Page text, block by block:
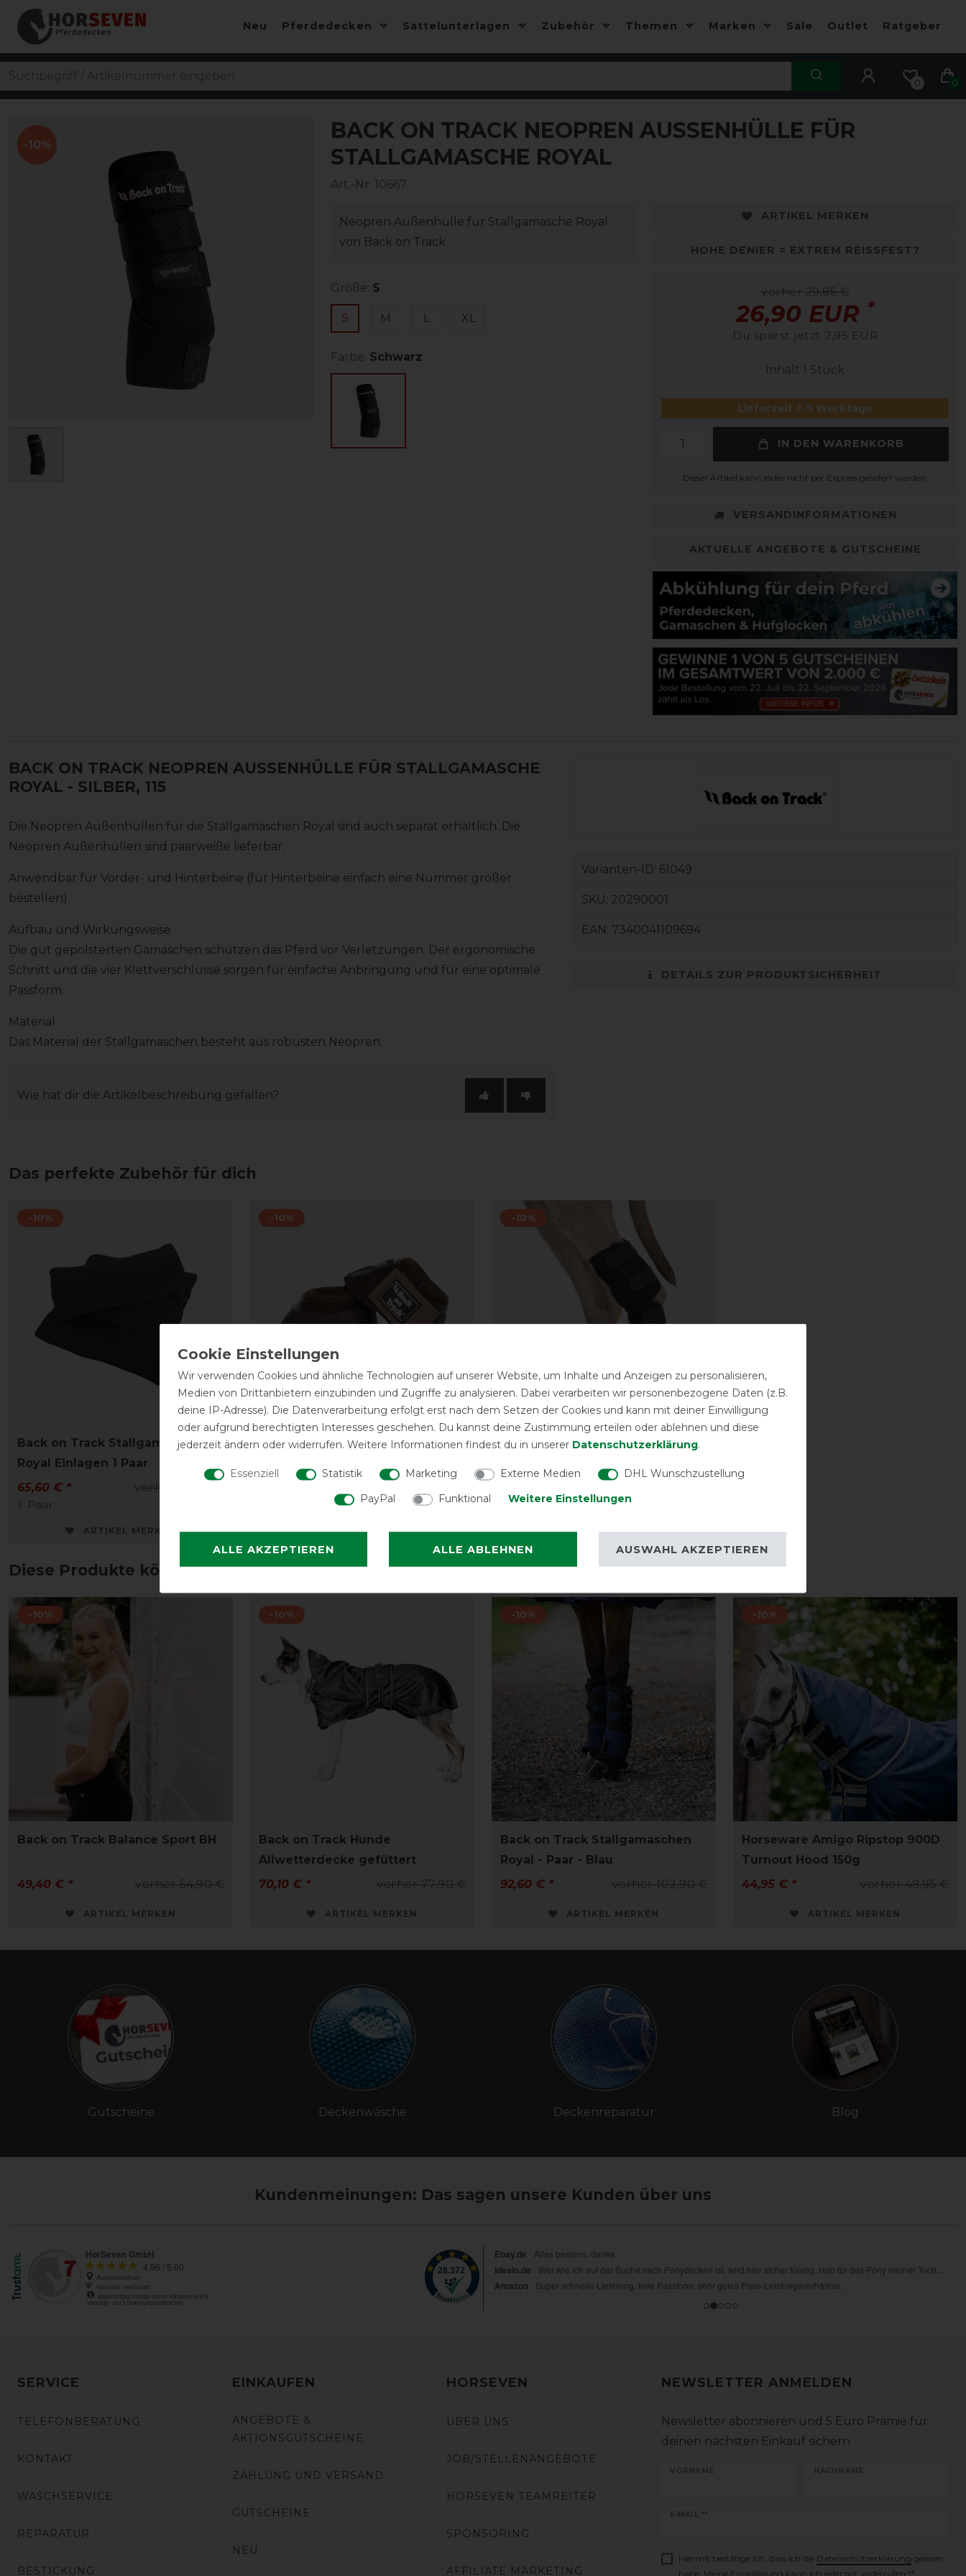
Neu Pferdedecken Sattelunterlagen Zubehör Themen Marken Sale Outlet Ratgeber
0 0
-10%
BACK ON TRACK NEOPREN AUSSENHÜLLE FÜR S
TALLGAMASCHE ROYAL
Art.-Nr: 10667
Neopren Außenhülle für Stallgamasche Royal
von Back on Track
Größe: S
S M L XL
Farbe: Schwarz
ARTIKEL MERKEN
HOHE DENIER = EXTREM REISSFEST?
vorher 29,85 €
26,90 EUR *
Du sparst jetzt 2,95 EUR
Inhalt 1 Stück
Lieferzeit 3-5 Werktage
IN DEN WARENKORB
Dieser Artikel kann leider nicht per Express geliefert werden.
VERSANDINFORMATIONEN
AKTUELLE ANGEBOTE & GUTSCHEINE
BACK ON TRACK NEOPREN AUSSENHÜLLE FÜR STALLGAMASCHE R
OYAL
- SILBER, 115
Die Neopren Außenhüllen für die Stallgamaschen Royal sind auch separat erhältlich. Die
Neopren Außenhüllen sind paarweiße lieferbar.
Anwendbar für Vorder- und Hinterbeine (für Hinterbeine einfach eine Nummer größer
bestellen)
Aufbau und Wirkungsweise
Die gut gepolsterten Gamaschen schützen das Pferd vor Verletzungen. Der ergonomische
Schnitt und die vier Klettverschlüsse sorgen für einfache Anbringung und für eine optimale
Passform.
Material
Das Material der Stallgamaschen besteht aus robusten Neopren.
Wie hat dir die Artikelbeschreibung gefallen?
Varianten-ID: 61049
SKU: 20290001
EAN: 7340041109694
DETAILS ZUR PRODUKTSICHERHEIT
Das perfekte Zubehör für dich
-10%
Back on Track Stallgamaschen
Royal Einlagen 1 Paar
vorher 72,90 €
65,60 € *
1
Paar
ARTIKEL MERKEN
-10%
Back on Track Royal Hufglocken
vorher 58,90 €
ARTIKEL MERKEN
-10%
Back on Track Hunde
vorher 56,90 €
51,20 € *
ARTIKEL MERKEN
Diese Produkte könnten dich auch interessieren
-10%
Back on Track Balance Sport BH
vorher 54,90 €
49,40 € *
ARTIKEL MERKEN
-10%
Back on Track Hunde
Allwetterdecke gefüttert
vorher 77,90 €
70,10 € *
ARTIKEL MERKEN
-10%
Back on Track Stallgamaschen
Royal - Paar - Blau
vorher 102,90 €
92,60 € *
ARTIKEL MERKEN
-10%
Horseware Amigo Ripstop 900D
Turnout Hood 150g
vorher 49,95 €
44,95 € *
ARTIKEL MERKEN
Gutscheine Deckenwäsche Deckenreparatur Blog
Kundenmeinungen: Das sagen unsere Kunden über uns
SERVICE
TELEFONBERATUNG
KONTAKT
WASCHSERVICE
REPARATUR
BESTICKUNG
EINKAUFEN
ANGEBOTE &
AKTIONSGUTSCHEINE
ZAHLUNG UND VERSAND
GUTSCHEINE
NEU
HORSEVEN
ÜBER UNS
JOB/STELLENANGEBOTE
HORSEVEN TEAMREITER
SPONSORING
AFFILIATE MARKETING
NEWSLETTER ANMELDEN
Newsletter abonnieren und 5 Euro Prämie für
deinen nächsten Einkauf sichern
VORNAME NACHNAME
E-MAIL **
Newsletter
Hiermit bestätige ich, dass ich die Daten­schutz­erklärung gelesen
habe. Meine Einwilligung kann ich jederzeit widerrufen.**
Wir verwenden Cookies und ähnliche Technologien auf unserer Website, um Inhalte und Anzeigen zu personalisieren,
Medien von Drittanbietern einzubinden und Zugriffe zu analysieren. Dabei verarbeiten wir personenbezogene Daten (z.B.
deine IP-Adresse). Die Datenverarbeitung erfolgt erst nach dem Setzen der Cookies und kann mit deiner Einwilligung
oder aufgrund berechtigten Interesses geschehen. Du kannst deine Zustimmung erteilen oder ablehnen und diese
jederzeit ändern oder widerrufen. Weitere Informationen findest du in unserer Daten­schutz­erklärung.
Essenziell Statistik Marketing Externe Medien
DHL Wunschzustellung
PayPal
Funktional Weitere Einstellungen
ALLE AKZEPTIEREN ALLE ABLEHNEN AUSWAHL AKZEPTIEREN